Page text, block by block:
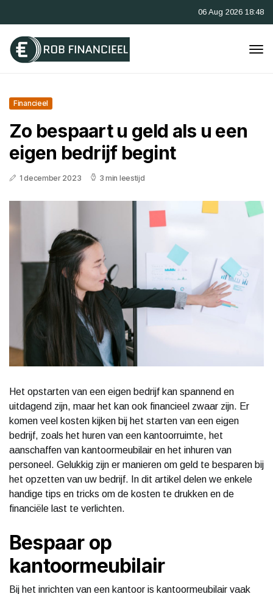
06 Aug 2026 18:48
Financieel
Zo bespaart u geld als u een
eigen bedrijf begint
1 december 2023 3 min leestijd
Het opstarten van een eigen bedrijf kan spannend en
uitdagend zijn, maar het kan ook financieel zwaar zijn. Er
komen veel kosten kijken bij het starten van een eigen
bedrijf, zoals het huren van een kantoorruimte, het
aanschaffen van kantoormeubilair en het inhuren van
personeel. Gelukkig zijn er manieren om geld te besparen bij
het opzetten van uw bedrijf. In dit artikel delen we enkele
handige tips en tricks om de kosten te drukken en de
financiële last te verlichten.
Bespaar op
kantoormeubilair
Bij het inrichten van een kantoor is kantoormeubilair vaak